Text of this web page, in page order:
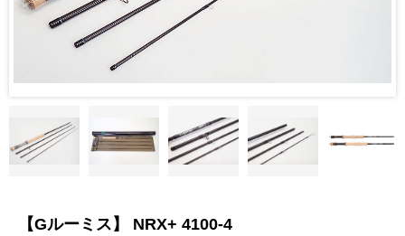
【Gルーミス】 NRX+ 4100-4